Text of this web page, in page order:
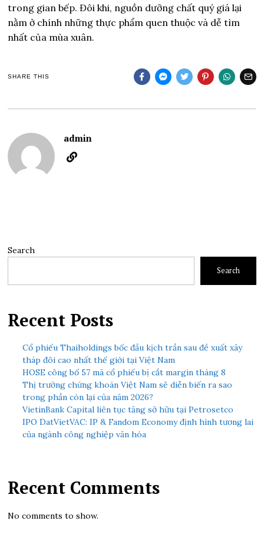
trong gian bếp. Đôi khi, nguồn dưỡng chất quý giá lại
nằm ở chính những thực phẩm quen thuộc và dễ tìm
nhất của mùa xuân.
SHARE THIS
admin
Search
Search
Recent Posts
Cổ phiếu Thaiholdings bốc đầu kịch trần sau đề xuất xây
tháp đôi cao nhất thế giới tại Việt Nam
HOSE công bố 57 mã cổ phiếu bị cắt margin tháng 8
Thị trường chứng khoán Việt Nam sẽ diễn biến ra sao
trong phần còn lại của năm 2026?
VietinBank Capital liên tục tăng sở hữu tại Petrosetco
IPO DatVietVAC: IP & Fandom Economy định hình tương lai
của ngành công nghiệp văn hóa
Recent Comments
No comments to show.